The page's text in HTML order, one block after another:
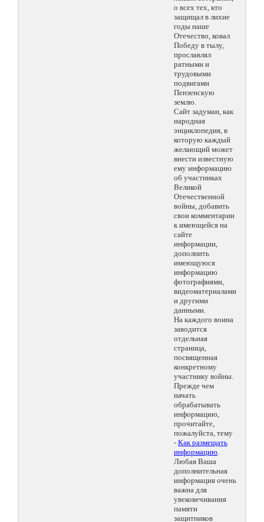
о всех тех, кто
защищал в лихие
годы наше
Отечество, ковал
Победу в тылу,
прославлял
ратными и
трудовыми
подвигами
Пензенскую
землю.
Сайт задуман, как
народная
энциклопедия, в
которую каждый
желающий может
внести известную
ему информацию
об участниках
Великой
Отечественной
войны, добавить
свои комментарии
к имеющейся на
сайте
информации,
дополнить
имеющуюся
информацию
фотографиями,
видеоматериалами
и другими
данными.
На каждого воина
заводится
отдельная
страница,
посвященная
конкретному
участнику войны.
Прежде чем
начать
обрабатывать
информацию,
прочитайте,
пожалуйста, тему
- Как размещать
информацию.
Любая Ваша
дополнительная
информация очень
важна для
увековечивания
памяти
защитников